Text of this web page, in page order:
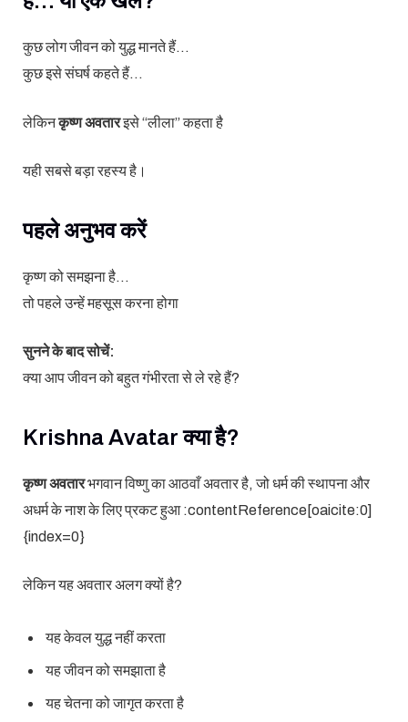
कुछ लोग जीवन को युद्ध मानते हैं…
कुछ इसे संघर्ष कहते हैं…
लेकिनकृष्ण अवतारइसे “लीला” कहता है
यही सबसे बड़ा रहस्य है।
पहले अनुभव करें
कृष्ण को समझना है…
तो पहले उन्हें महसूस करना होगा
सुनने के बाद सोचें:
क्या आप जीवन को बहुत गंभीरता से ले रहे हैं?
Krishna Avatar क्या है?
कृष्ण अवतारभगवान विष्णु का आठवाँ अवतार है, जो धर्म की स्थापना और
अधर्म के नाश के लिए प्रकट हुआ :contentReference[oaicite:0]
{index=0}
लेकिन यह अवतार अलग क्यों है?
यह केवल युद्ध नहीं करता
यह जीवन को समझाता है
यह चेतना को जागृत करता है